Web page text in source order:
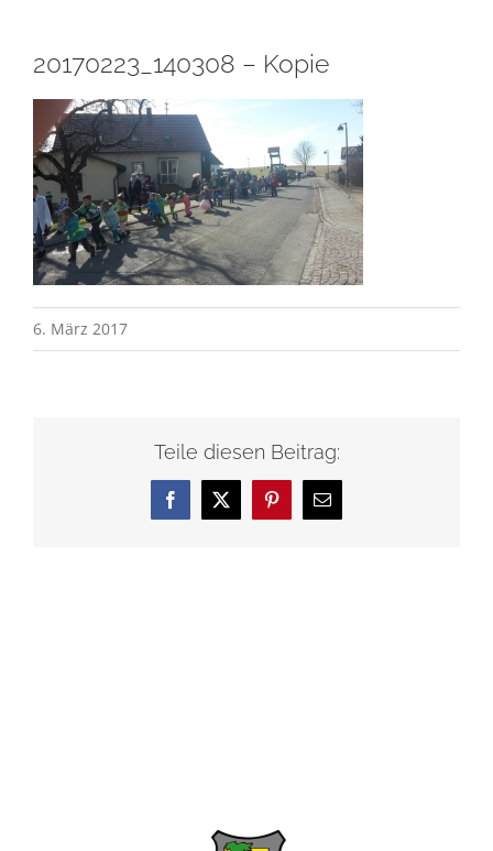
20170223_140308 – Kopie
6. März 2017
Teile diesen Beitrag:
Facebook
X Pinterest
E-
Mail